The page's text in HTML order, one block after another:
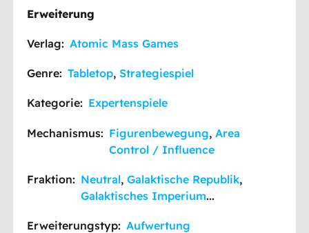
Erweiterung
Verlag: Atomic Mass Games
Genre: Tabletop, Strategiespiel
Kategorie: Expertenspiele
Mechanismus: Figurenbewegung,Area
Control / Influence
Fraktion: Neutral,Galaktische Republik,
Galaktisches Imperium...
Erweiterungstyp: Aufwertung